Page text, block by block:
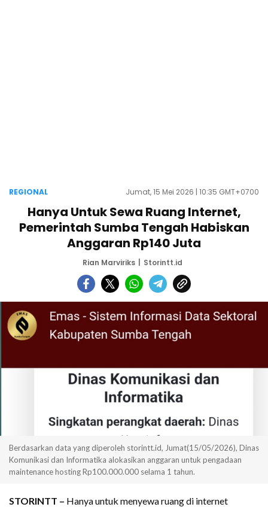
REGIONAL Jumat, 15 Mei 2026 | 10:35 GMT+0700
Hanya Untuk Sewa Ruang Internet,
Pemerintah Sumba Tengah Habiskan
Anggaran Rp140 Juta
Rian Marviriks Storintt.id
Berdasarkan data yang diperoleh storintt.id, Jumat(15/05/2026), Dinas
Komunikasi dan Informatika alokasikan anggaran untuk pengadaan
maintenance hosting Rp100.000.000 selama 1 tahun.
STORINTT – Hanya untuk menyewa ruang di internet